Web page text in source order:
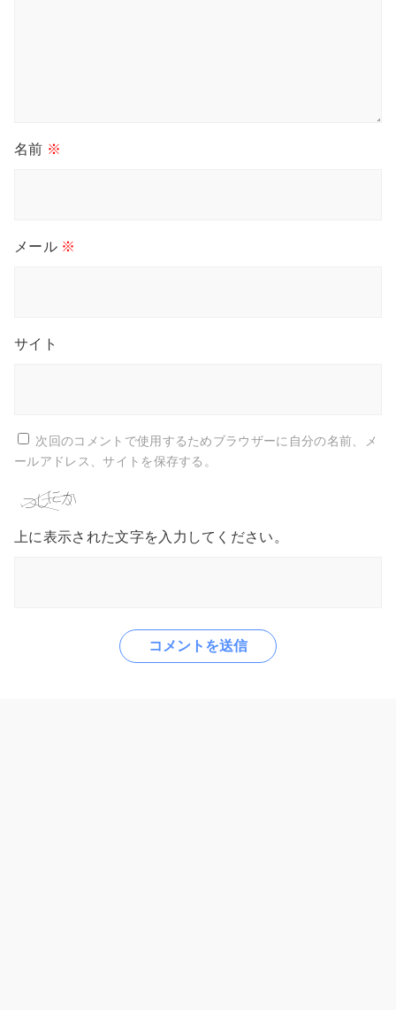
名前 ※
メール ※
サイト
次回のコメントで使用するためブラウザーに自分の名前、メ
ールアドレス、サイトを保存する。
上に表示された文字を入力してください。